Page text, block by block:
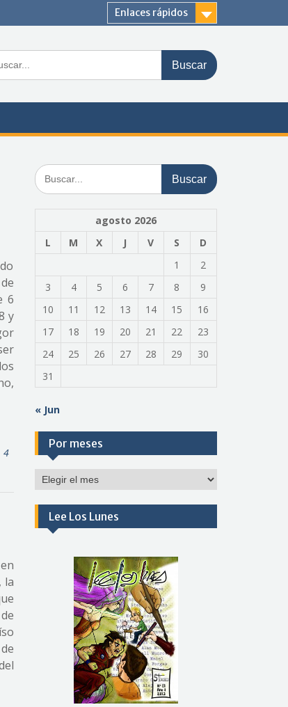
Enlaces rápidos
6
y
4
la
Buscar:
agosto 2026
L
M X J V S
D
1
2
3
4 5 6 7 8
9
10
11 12 13 14 15
16
17
18 19 20 21 22
23
24
25 26 27 28 29
30
31
« Jun
Por meses
Por
Lee Los Lunes